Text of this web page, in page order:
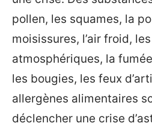
pollen, les squames, la
moisissures, l’air froid,
atmosphériques, la
les bougies, les feux
allergènes alimentaires
déclencher une crise